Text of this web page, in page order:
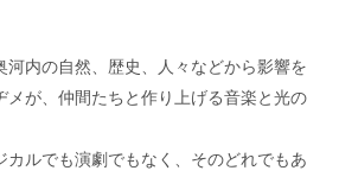
河内の自然、歴史、人々などから影響を
メが、仲間たちと作り上げる音楽と光の
カルでも演劇でもなく、そのどれでもあ